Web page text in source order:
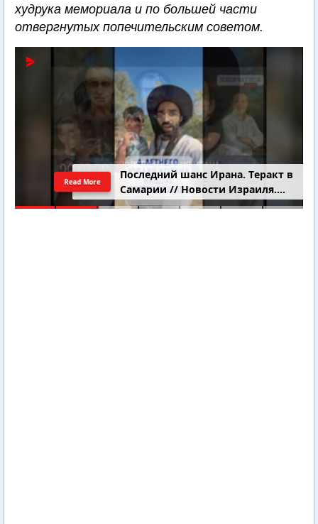
худрука мемориала и по большей части
отвергнутых попечительским советом.
Последний шанс Ирана. Теракт в
Самарии // Новости Израиля.
Шарп. Финкель. Дубнов
Read More